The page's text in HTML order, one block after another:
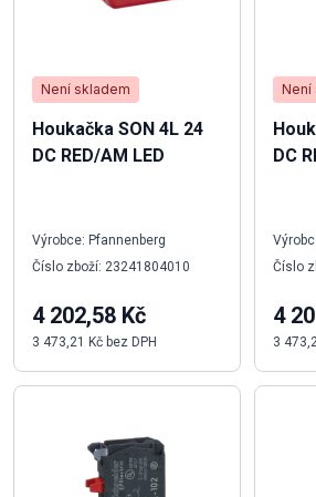
Není skladem
Houkačka SON 4L 24
DC RED/AM LED
Výrobce: Pfannenberg
Číslo zboží: 23241804010
4 202,58 Kč
3 473,21 Kč bez DPH
Není
DC
Číslo
4
3